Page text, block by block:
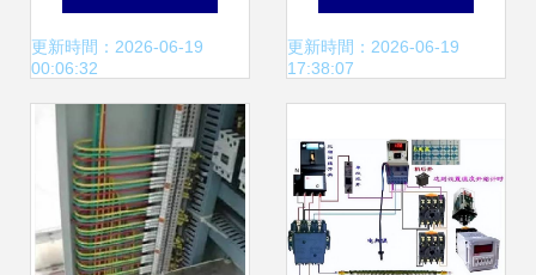
項目再登中國儲能
網，電氣安裝服務
助力儲能新篇章
更新時間：2026-06-19
00:06:32
超前護航莆田大學
更新時間：2026-06-19
17:38:07